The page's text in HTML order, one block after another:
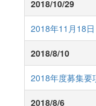
2018/10/29
2018年11月18
2018/8/10
2018年度募集要
2018/8/6